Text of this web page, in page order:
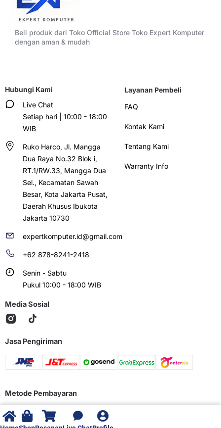
Beli produk dari Toko Official Store Toko Expert Komputer
dengan aman & mudah
Hubungi Kami
Live Chat
Setiap hari | 10:00 - 18:00
WIB
Ruko Harco, Jl. Mangga
Dua Raya No.32 Blok i,
RT.1/RW.33, Mangga Dua
Sel., Kecamatan Sawah
Besar, Kota Jakarta Pusat,
Daerah Khusus Ibukota
Jakarta 10730
expertkomputer.id@gmail.com
+62 878-8241-2418
Senin - Sabtu
Pukul 10:00 - 18:00 WIB
Layanan Pembeli
FAQ
Kontak Kami
Tentang Kami
Warranty Info
Media Sosial
Jasa Pengiriman
Metode Pembayaran